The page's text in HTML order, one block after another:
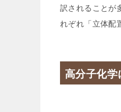
訳されることが
れぞれ「立体配
高分子化